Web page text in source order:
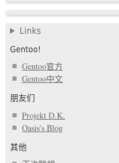
Links
Gentoo!
Gentoo官方
Gentoo中文
朋友们
Projekt D.K.
Oasis's Blog
其他